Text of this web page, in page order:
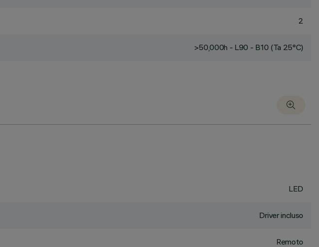
2
>50,000h - L90 - B10 (Ta 25°C)
LED
Driver incluso
Remoto